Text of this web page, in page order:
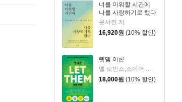
너를 미워할 시간에
나를 사랑하기로 했다
윤서진 저
16,920원 (10% 할인)
렛뎀 이론
멜 로빈스,소이어 로빈스 저/윤효원 역
18,000원 (10% 할인)